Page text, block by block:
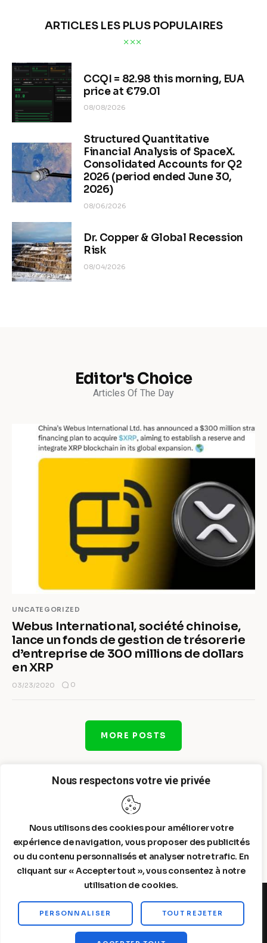
Nous respectons votre vie privée
Nous utilisons des cookies pour améliorer votre
expérience de navigation, vous proposer des publicités
ou du contenu personnalisés et analyser notre trafic. En
cliquant sur « Accepter tout », vous consentez à notre
utilisation de cookies.
PERSONNALISER TOUT REJETER
ARTICLES LES PLUS POPULAIRES
CCQI = 82.98 this morning, EUA
price at €79.01
08/08/2026
Structured Quantitative
Financial Analysis of SpaceX.
Consolidated Accounts for Q2
2026 (period ended June 30,
2026)
08/06/2026
Dr. Copper & Global Recession
Risk
08/04/2026
Editor's Choice
Articles Of The Day
UNCATEGORIZED
Webus International, société chinoise,
lance un fonds de gestion de trésorerie
d’entreprise de 300 millions de dollars
en XRP
03/23/2020 0
MORE POSTS